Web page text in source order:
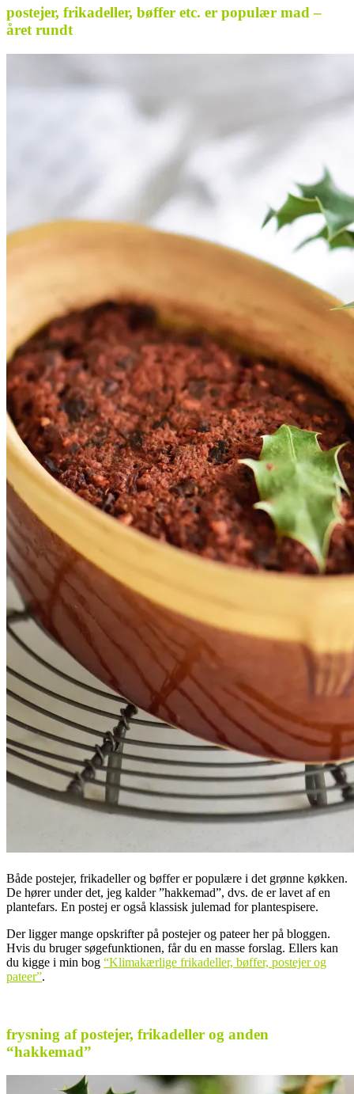
postejer, frikadeller, bøffer etc. er populær mad –
året rundt
Både postejer, frikadeller og bøffer er populære i det grønne køkken.
De hører under det, jeg kalder ”hakkemad”, dvs. de er lavet af en
plantefars. En postej er også klassisk julemad for plantespisere.
Der ligger mange opskrifter på postejer og pateer her på bloggen.
Hvis du bruger søgefunktionen, får du en masse forslag. Ellers kan
du kigge i min bog “Klimakærlige frikadeller, bøffer, postejer og
pateer”.
frysning af postejer, frikadeller og anden
“hakkemad”